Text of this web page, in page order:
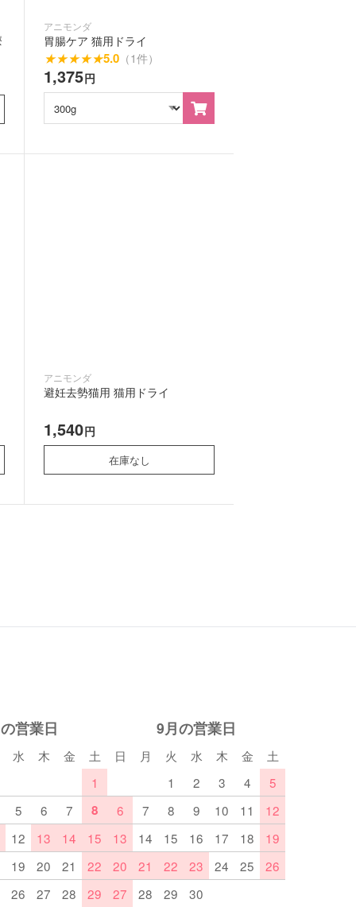
アニモンダ
胃腸ケア 猫用ドライ
★★★★★5.0 （1件）
1,375円
アニモンダ
避妊去勢猫用 猫用ドライ
1,540円
在庫なし
営業日
水 木 金
土
1
5
6 7
8
12
13 14
15
19
20 21
22
26
27 28 29
9月の営業日
日 月 火 水 木 金
土
1
2 3 4
5
6
7 8 9 10 11
12
13
14 15 16 17 18
19
20
21 22 23 24 25
26
27
28 29 30